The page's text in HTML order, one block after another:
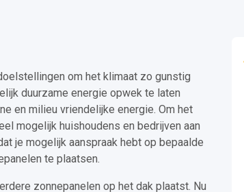
om het klimaat zo gunstig
duurzame energie opwek te laten
en milieu vriendelijke energie. Om het
mogelijk huishoudens en bedrijven aan
je mogelijk aanspraak hebt op bepaalde
te plaatsen.
zonnepanelen op het dak plaatst. Nu